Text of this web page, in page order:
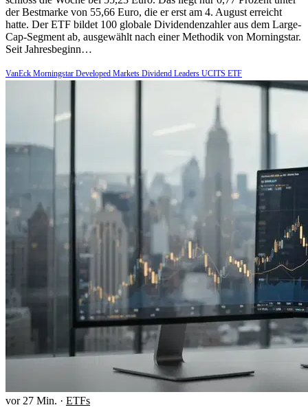
der Bestmarke von 55,66 Euro, die er erst am 4. August erreicht
hatte. Der ETF bildet 100 globale Dividendenzahler aus dem Large-
Cap-Segment ab, ausgewählt nach einer Methodik von Morningstar.
Seit Jahresbeginn…
VanEck Morningstar Developed Markets Dividend Leaders UCITS ETF
vor 27 Min. · ETFs